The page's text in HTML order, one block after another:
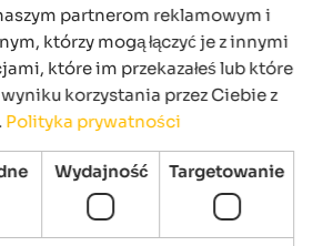
partnerom reklamowym i
którzy mogą łączyć je z innymi
które im przekazałeś lub które
korzystania przez Ciebie z
Polityka prywatności
Wydajność Targetowanie